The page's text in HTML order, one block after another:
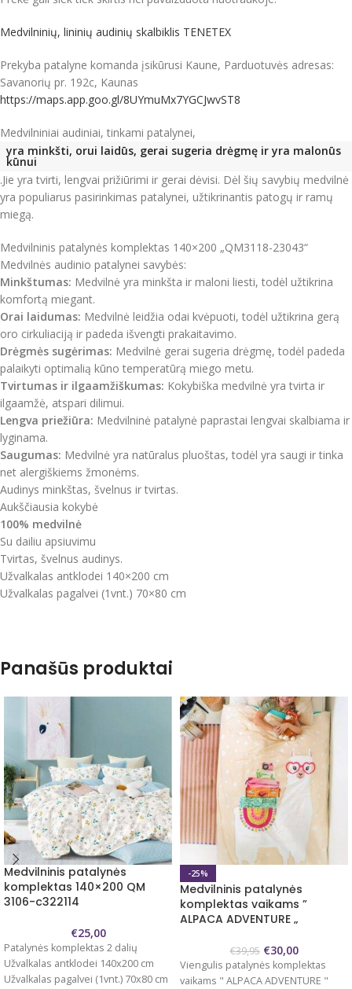
Medvilninių, lininių audinių skalbiklis TENETEX
Prekyba patalyne komanda įsikūrusi Kaune, Parduotuvės adresas:
Savanorių pr. 192c, Kaunas
https://maps.app.goo.gl/8UYmuMx7YGCJwvST8
Medvilniniai audiniai, tinkami patalynei,
yra minkšti, orui laidūs, gerai sugeria drėgmę ir yra malonūs
kūnui
.Jie yra tvirti, lengvai prižiūrimi ir gerai dėvisi. Dėl šių savybių medvilnė
yra populiarus pasirinkimas patalynei, užtikrinantis patogų ir ramų
miegą.
Medvilninis patalynės komplektas 140×200 „QM3118-23043“
Medvilnės audinio patalynei savybės:
Minkštumas: Medvilnė yra minkšta ir maloni liesti, todėl užtikrina
komfortą miegant.
Orai laidumas: Medvilnė leidžia odai kvėpuoti, todėl užtikrina gerą
oro cirkuliaciją ir padeda išvengti prakaitavimo.
Drėgmės sugėrimas: Medvilnė gerai sugeria drėgmę, todėl padeda
palaikyti optimalią kūno temperatūrą miego metu.
Tvirtumas ir ilgaamžiškumas: Kokybiška medvilnė yra tvirta ir
ilgaamžė, atspari dilimui.
Lengva priežiūra: Medvilninė patalynė paprastai lengvai skalbiama ir
lyginama.
Saugumas: Medvilnė yra natūralus pluoštas, todėl yra saugi ir tinka
net alergiškiems žmonėms.
Audinys minkštas, švelnus ir tvirtas.
Aukščiausia kokybė
100% medvilnė
Su dailiu apsiuvimu
Tvirtas, švelnus audinys.
Užvalkalas antklodei 140×200 cm
Užvalkalas pagalvei (1vnt.) 70×80 cm
Panašūs produktai
Medvilninis patalynės
komplektas 140×200 QM
3106-c322114
€25,00
Patalynės komplektas 2 dalių
Užvalkalas antklodei 140x200 cm
Užvalkalas pagalvei (1vnt.) 70x80 cm
-25%
Medvilninis patalynės
komplektas vaikams ”
ALPACA ADVENTURE „
€39,95 €30,00
Viengulis patalynės komplektas
vaikams " ALPACA ADVENTURE "